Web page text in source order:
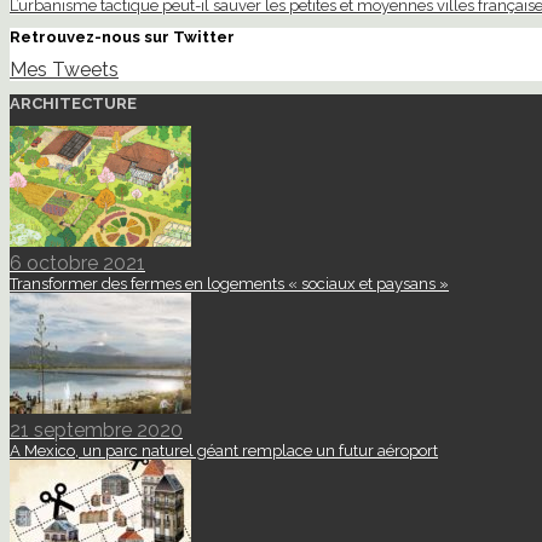
L’urbanisme tactique peut-il sauver les petites et moyennes villes
Retrouvez-nous sur Twitter
Mes Tweets
ARCHITECTURE
6 octobre 2021
Transformer des fermes en logements « sociaux et paysans »
21 septembre 2020
A Mexico, un parc naturel géant remplace un futur aéroport